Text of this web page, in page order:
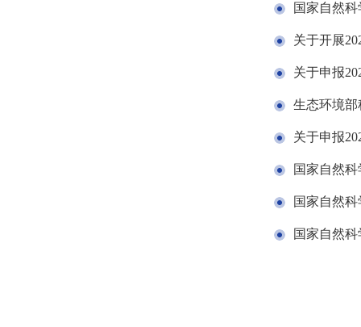
国家自然
关于开展
关于申报
生态环境部
关于申报
国家自然
国家自然
国家自然